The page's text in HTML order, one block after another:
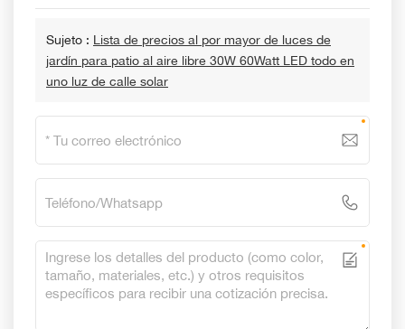
Sujeto : Lista de precios al por mayor de luces de
jardín para patio al aire libre 30W 60Watt LED todo en
uno luz de calle solar